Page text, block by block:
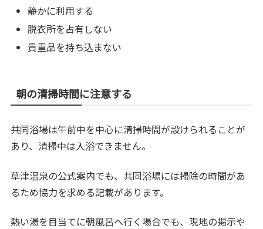
静かに利用する
脱衣所を占有しない
貴重品を持ち込まない
朝の清掃時間に注意する
共同浴場は午前中を中心に清掃時間が設けられることが
あり、清掃中は入浴できません。
草津温泉の公式案内でも、共同浴場には掃除の時間があ
るため協力を求める記載があります。
熱い湯を目当てに朝風呂へ行く場合でも、現地の掲示や